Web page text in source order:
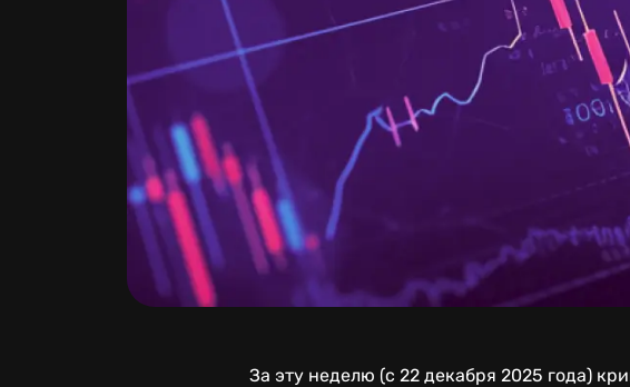
За эту неделю (с 22 декабря 2025 года)